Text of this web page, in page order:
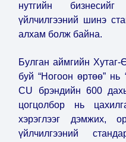
нутгийн
үйлчилгээний шинэ
алхам болж байна.
Булган аймгийн
буй “Ногоон өртөө”
CU брэндийн 600
цогцолбор нь
хэрэглээг дэмжих,
үйлчилгээний